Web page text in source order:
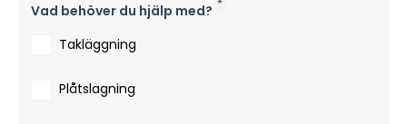
Vad behöver du hjälp med?
Takläggning
Plåtslagning